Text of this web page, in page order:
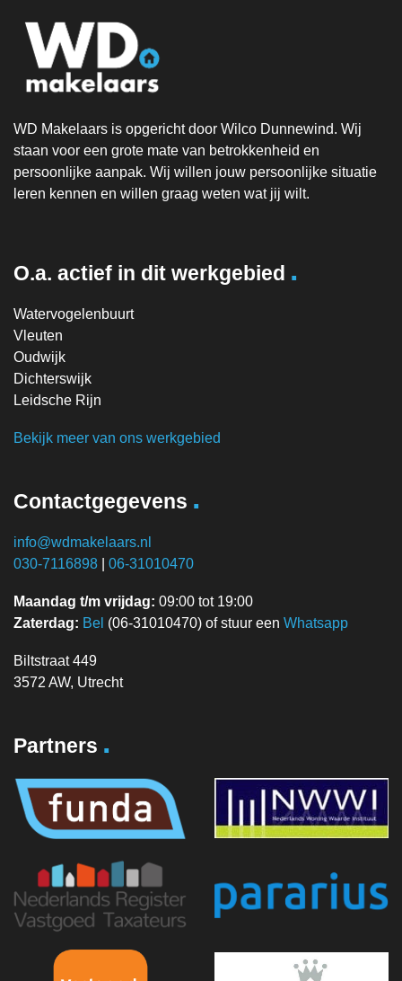
WD Makelaars is opgericht door Wilco Dunnewind. Wij
staan voor een grote mate van betrokkenheid en
persoonlijke aanpak. Wij willen jouw persoonlijke situatie
leren kennen en willen graag weten wat jij wilt.
O.a. actief in dit werkgebied .
Watervogelenbuurt
Vleuten
Oudwijk
Dichterswijk
Leidsche Rijn
Bekijk meer van ons werkgebied
Contactgegevens .
info@wdmakelaars.nl
030-7116898
06-31010470
Maandag t/m vrijdag: 09:00 tot 19:00
Zaterdag: Bel (06-31010470) of stuur een Whatsapp
Biltstraat 449
3572 AW, Utrecht
Partners .